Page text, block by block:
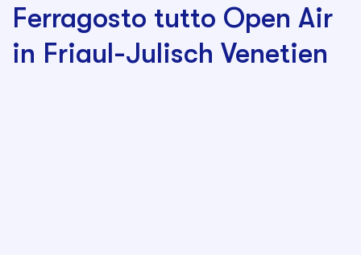
Ferragosto tutto Open Air
in Friaul-Julisch Venetien